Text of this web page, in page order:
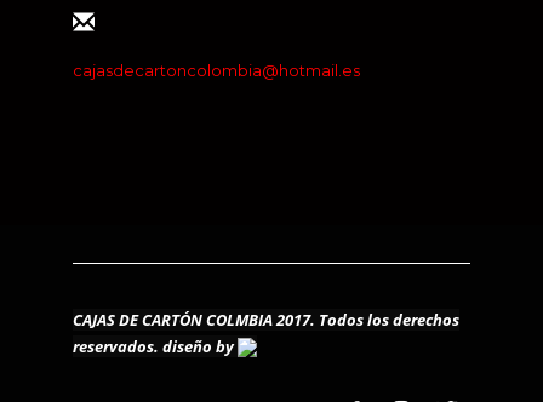
cajasdecartoncolombia@hotmail.es
CAJAS DE CARTÓN COLMBIA 2017. Todos los derechos
reservados. diseño by